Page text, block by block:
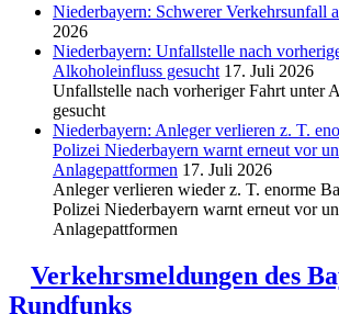
Niederbayern: Schwerer Verkehrsunfall
2026
Niederbayern: Unfallstelle nach
Alkoholeinfluss gesucht 17. Juli 2026
Unfallstelle nach vorheriger Fahrt unter
gesucht
Niederbayern: Anleger verlieren z. T.
Polizei Niederbayern warnt erneut vor
Anlagepattformen 17. Juli 2026
Anleger verlieren wieder z. T. enorme
Polizei Niederbayern warnt erneut vor
Anlagepattformen
Verkehrsmeldungen des
Rundfunks